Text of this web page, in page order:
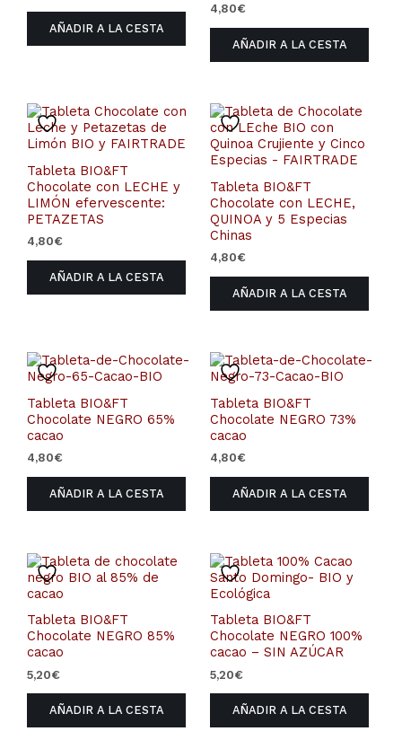
AÑADIR A LA CESTA
4,80€
AÑADIR A LA CESTA
Tableta BIO&FT
Chocolate con LECHE y
LIMÓN efervescente:
PETAZETAS
4,80€
AÑADIR A LA CESTA
Tableta BIO&FT
Chocolate con LECHE,
QUINOA y 5 Especias
Chinas
4,80€
AÑADIR A LA CESTA
Tableta BIO&FT
Chocolate NEGRO 65%
cacao
4,80€
AÑADIR A LA CESTA
Tableta BIO&FT
Chocolate NEGRO 73%
cacao
4,80€
AÑADIR A LA CESTA
Tableta BIO&FT
Chocolate NEGRO 85%
cacao
5,20€
AÑADIR A LA CESTA
Tableta BIO&FT
Chocolate NEGRO 100%
cacao – SIN AZÚCAR
5,20€
AÑADIR A LA CESTA